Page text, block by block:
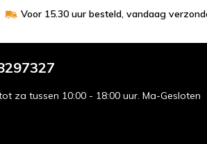
Voor 15.30 uur besteld, vandaag
za tussen 10:00 - 18:00 uur. Ma-Gesloten